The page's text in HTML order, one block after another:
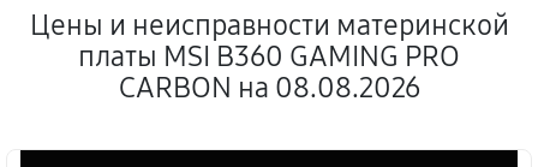
Цены и неисправности материнской
платы MSI B360 GAMING PRO
CARBON на 08.08.2026